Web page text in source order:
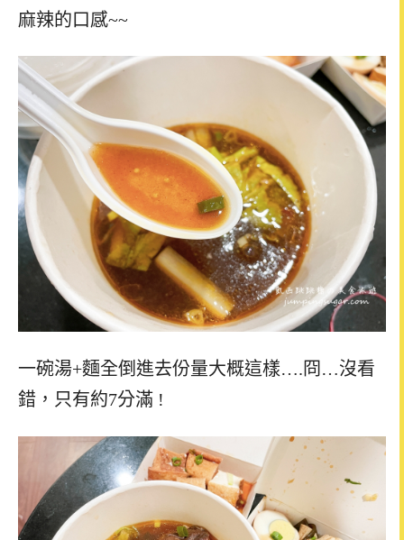
麻辣的口感~~
一碗湯+麵全倒進去份量大概這樣….冏…沒看
錯，只有約7分滿 !